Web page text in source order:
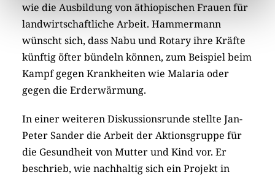
wie die Ausbildung von äthiopischen Frauen für
landwirtschaftliche Arbeit. Hammermann
wünscht sich, dass Nabu und Rotary ihre Kräfte
künftig öfter bündeln können, zum Beispiel beim
Kampf gegen Krankheiten wie Malaria oder
gegen die Erderwärmung.
In einer weiteren Diskussionsrunde stellte Jan-
Peter Sander die Arbeit der Aktionsgruppe für
die Gesundheit von Mutter und Kind vor. Er
beschrieb, wie nachhaltig sich ein Projekt in